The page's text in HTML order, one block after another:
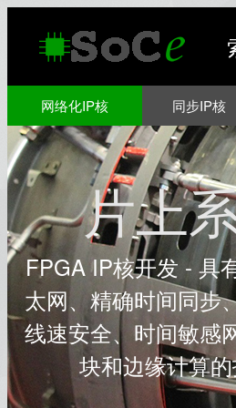
网络化IP核 同步IP核
片上
FPGA IP核开发 - 具
太网、精确时间同步
线速安全、时间敏感
块和边缘计算